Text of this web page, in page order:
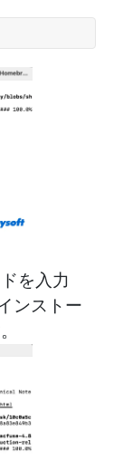
を入力
ンストー